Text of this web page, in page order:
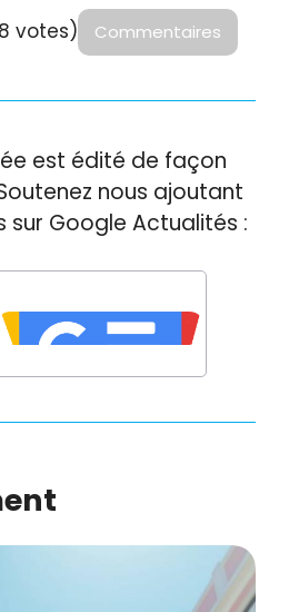
votes) Commentaires
est édité de façon
nous ajoutant
sur Google Actualités :